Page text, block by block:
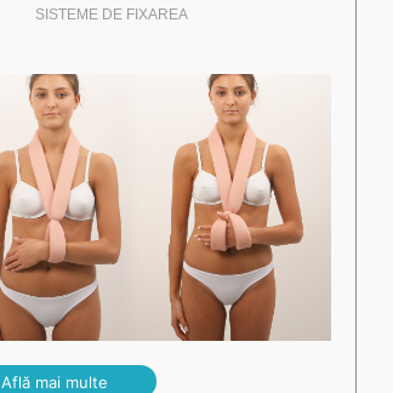
SISTEME DE FIXAREA
Află mai multe